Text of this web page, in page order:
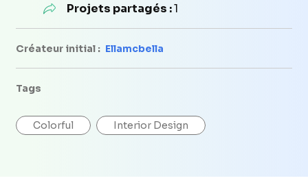
Projets partagés :1
Créateur initial : Ellamcbella
Tags
Colorful Interior Design